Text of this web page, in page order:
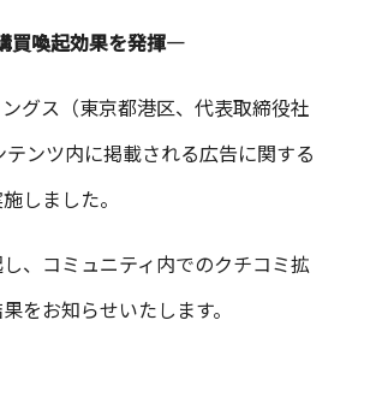
買喚起効果を発揮―
グス（東京都港区、代表取締役社
ンツ内に掲載される広告に関する
しました。
、コミュニティ内でのクチコミ拡
をお知らせいたします。